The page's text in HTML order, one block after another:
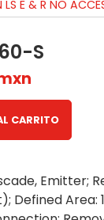
LS E & R NO
S
CARRITO
Emitter;
Defined Area: